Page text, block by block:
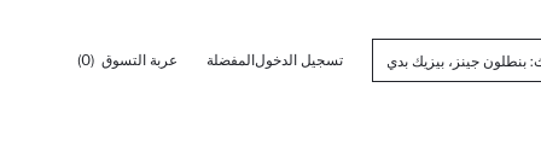
تسجيل الدخولالمفضلة عربة التسوق (0)